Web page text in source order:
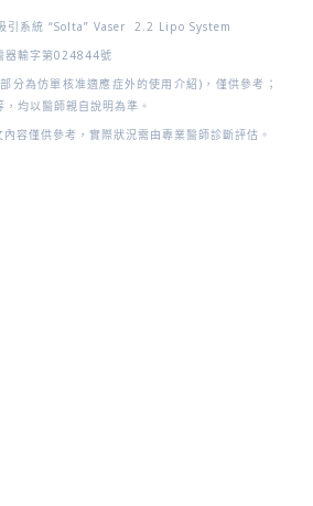
引系統 “Solta” Vaser 2.2 Lipo System
器輸字第024844號
分為仿單核准適應症外的使用介紹)，僅供參考；
均以醫師親自說明為準。
容僅供參考，實際狀況需由專業醫師診斷評估。